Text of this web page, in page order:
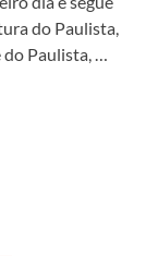
do Paulista,
Paulista, …